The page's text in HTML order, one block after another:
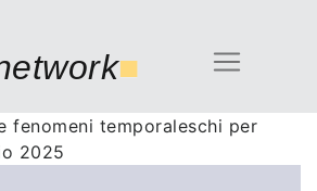
■
fenomeni temporaleschi per
2025